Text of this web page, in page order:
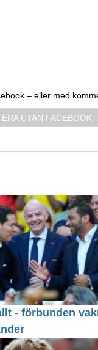
– eller med
UTAN FACEBOOK
- förbunden